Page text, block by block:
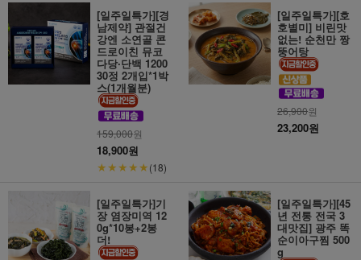
[일주일특가][경
남제약] 관절건
강엔 소연골 콘
드로이친 뮤코
다당∙단백 1200
30정 2개입*1박
스(1개월분)
159,000원
18,900원
★★★★★(18)
[일주일특가][호
호별미] 비린맛
없는! 순천만 짱
뚱어탕
26,900원
23,200원
[일주일특가]기
장 염장미역 12
0g*10봉+2봉
더!
[일주일특가][45
년 전통 전국 3
대맛집] 광주 똑
순이아구찜 500
g